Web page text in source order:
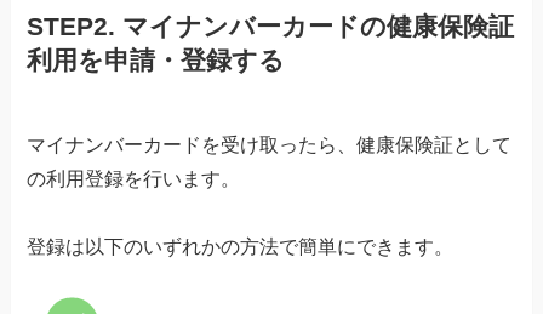
STEP2. マイナンバーカードの健康保険証
利用を申請・登録する
マイナンバーカードを受け取ったら、健康保険証として
の利用登録を行います。
登録は以下のいずれかの方法で簡単にできます。